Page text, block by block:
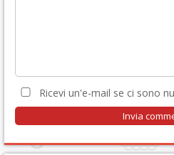
Ricevi un'e-mail se ci sono